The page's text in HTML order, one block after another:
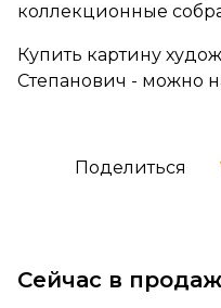
коллекционные
Купить картину
Степанович - можно
Поделиться
Сейчас в